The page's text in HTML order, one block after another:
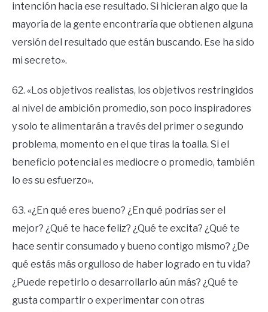
intención hacia ese resultado. Si hicieran algo que la
mayoría de la gente encontraría que obtienen alguna
versión del resultado que están buscando. Ese ha sido
mi secreto».
62. «Los objetivos realistas, los objetivos restringidos
al nivel de ambición promedio, son poco inspiradores
y solo te alimentarán a través del primer o segundo
problema, momento en el que tiras la toalla. Si el
beneficio potencial es mediocre o promedio, también
lo es su esfuerzo».
63. «¿En qué eres bueno? ¿En qué podrías ser el
mejor? ¿Qué te hace feliz? ¿Qué te excita? ¿Qué te
hace sentir consumado y bueno contigo mismo? ¿De
qué estás más orgulloso de haber logrado en tu vida?
¿Puede repetirlo o desarrollarlo aún más? ¿Qué te
gusta compartir o experimentar con otras